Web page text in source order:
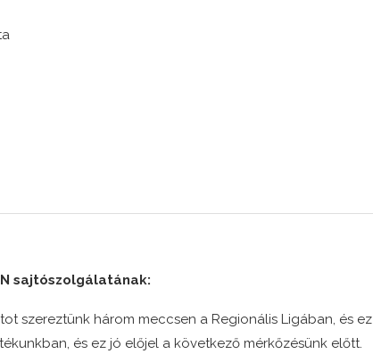
sajtószolgálatának:
szereztünk három meccsen a Regionális Ligában, és ez
és ez jó előjel a következő mérkőzésünk előtt.